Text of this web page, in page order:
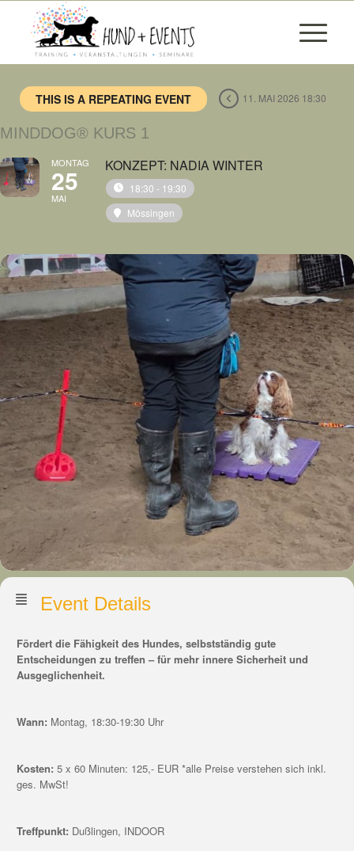
THIS IS A REPEATING EVENT 11. MAI 2026 18:30
MINDDOG® KURS 1
MONTAG
25
MAI
KONZEPT: NADIA WINTER
18:30 - 19:30
Mössingen
Event Details
Fördert die Fähigkeit des Hundes, selbstständig gute
Entscheidungen zu treffen – für mehr innere Sicherheit und
Ausgeglichenheit.
Wann: Montag, 18:30-19:30 Uhr
Kosten: 5 x 60 Minuten: 125,- EUR *alle Preise verstehen sich inkl.
ges. MwSt!
Treffpunkt: Dußlingen, INDOOR